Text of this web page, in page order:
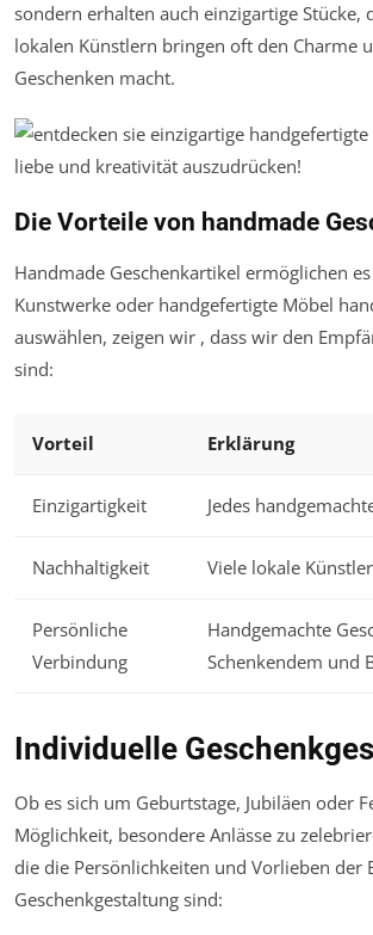
sondern erhalten auch einzigartige
lokalen Künstlern bringen oft den Charme
Geschenken macht.
Die Vorteile von handmade
Handmade Geschenkartikel ermöglichen
Kunstwerke oder handgefertigte Möbel
auswählen, zeigen wir , dass wir den
sind:
Vorteil Erklärung
Einzigartigkeit Jedes
Nachhaltigkeit Viele lokale
Persönliche
Verbindung
Handgemachte
Schenkendem und
Individuelle
Ob es sich um Geburtstage, Jubiläen oder
Möglichkeit, besondere Anlässe zu
die die Persönlichkeiten und Vorlieben
Geschenkgestaltung sind: